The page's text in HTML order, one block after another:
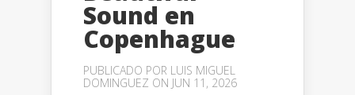
Sound en
Copenhague
PUBLICADO POR LUIS MIGUEL
DOMINGUEZ ON JUN 11, 2026